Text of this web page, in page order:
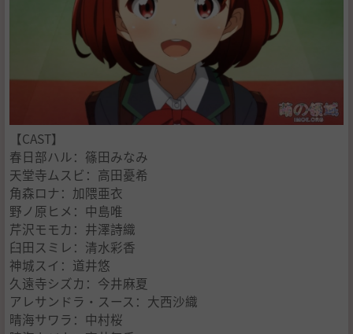
【CAST】
春日部ハル：篠田みなみ
天堂寺ムスビ：高田憂希
角森ロナ：加隈亜衣
野ノ原ヒメ：中島唯
芹沢モモカ：井澤詩織
臼田スミレ：清水彩香
神城スイ：道井悠
久遠寺シズカ：今井麻夏
アレサンドラ・スース：大西沙織
晴海サワラ：中村桜